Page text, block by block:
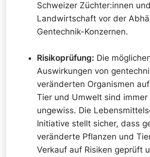
Schweizer Züchter:innen
Landwirtschaft vor der
Gentechnik-Konzernen.
Risikoprüfung: Die
Auswirkungen von
veränderten Organismen
Tier und Umwelt sind immer
ungewiss. Die
Initiative stellt sicher, dass
veränderte Pflanzen und
Verkauf auf Risiken geprüft